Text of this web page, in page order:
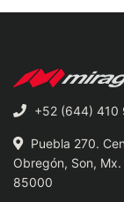
+52 (644) 410
Puebla 270.
Obregón, Son, Mx.
85000